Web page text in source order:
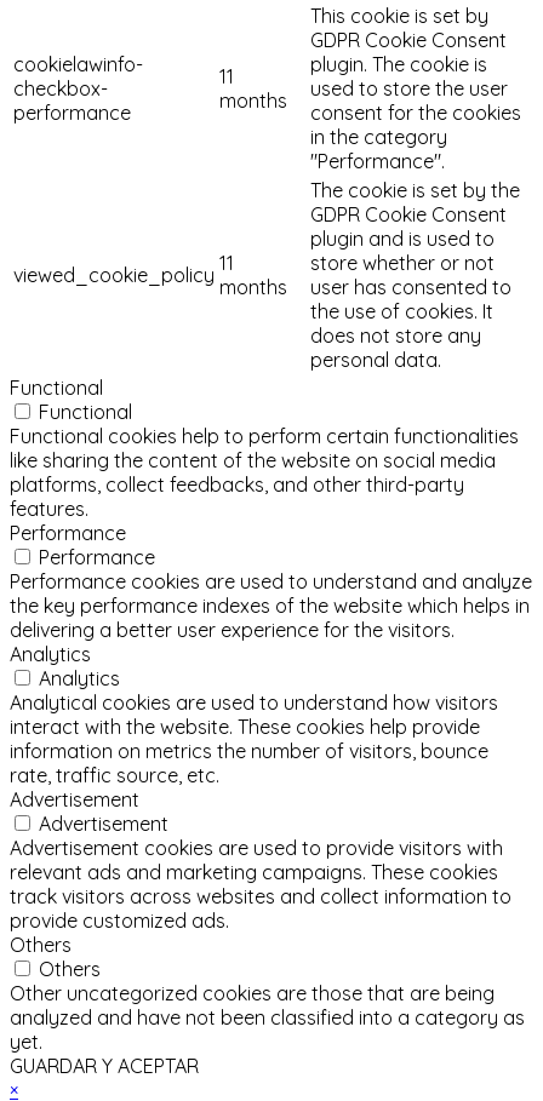
cookielawinfo-
checkbox-
performance
11
months
This cookie is set by
GDPR Cookie Consent
plugin. The cookie is
used to store the user
consent for the cookies
in the category
"Performance".
viewed_cookie_policy 11
months
The cookie is set by the
GDPR Cookie Consent
plugin and is used to
store whether or not
user has consented to
the use of cookies. It
does not store any
personal data.
Functional
Functional
Functional cookies help to perform certain functionalities
like sharing the content of the website on social media
platforms, collect feedbacks, and other third-party
features.
Performance
Performance
Performance cookies are used to understand and analyze
the key performance indexes of the website which helps in
delivering a better user experience for the visitors.
Analytics
Analytics
Analytical cookies are used to understand how visitors
interact with the website. These cookies help provide
information on metrics the number of visitors, bounce
rate, traffic source, etc.
Advertisement
Advertisement
Advertisement cookies are used to provide visitors with
relevant ads and marketing campaigns. These cookies
track visitors across websites and collect information to
provide customized ads.
Others
Others
Other uncategorized cookies are those that are being
analyzed and have not been classified into a category as
yet.
GUARDAR Y ACEPTAR
×